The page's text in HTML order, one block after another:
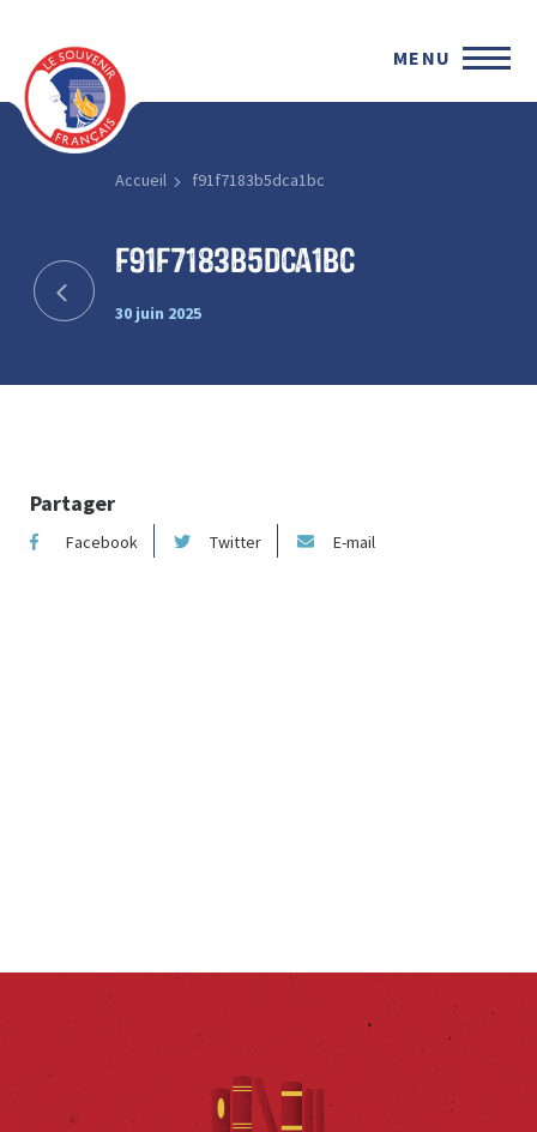
MENU
Accueil f91f7183b5dca1bc
f91f7183b5dca1bc
30 juin 2025
Partager
Facebook Twitter E-mail